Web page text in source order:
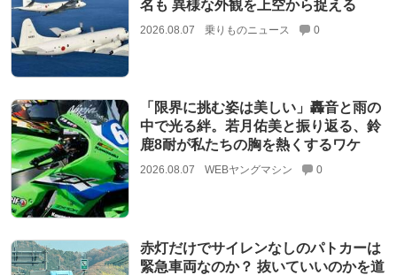
名も 異様な外観を上空から捉える
2026.08.07 乗りものニュース 0
「限界に挑む姿は美しい」轟音と雨の
中で光る絆。若月佑美と振り返る、鈴
鹿8耐が私たちの胸を熱くするワケ
2026.08.07 WEBヤングマシン 0
赤灯だけでサイレンなしのパトカーは
緊急車両なのか？ 抜いていいのかを道